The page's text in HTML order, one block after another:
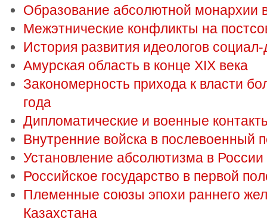
Образование абсолютной монархии
Межэтнические конфликты на
История развития идеологов
Амурская область в конце XIX века
Закономерность прихода к власти
года
Дипломатические и военные
Внутренние войска в послевоенный
Установление абсолютизма в России
Российское государство в первой
Племенные союзы эпохи раннего
Казахстана